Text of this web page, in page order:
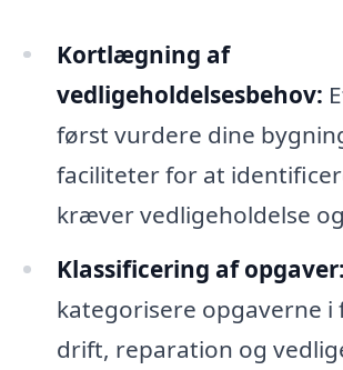
Kortlægning af
vedligeholdelsesbehov:
først vurdere dine
faciliteter for at
kræver vedligeholdelse
Klassificering af opgaver:
kategorisere opgaverne i
drift, reparation og